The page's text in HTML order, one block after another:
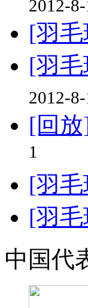
2012-8-
[羽
[羽
2012-8-
[回
1
[羽
[羽
中国代